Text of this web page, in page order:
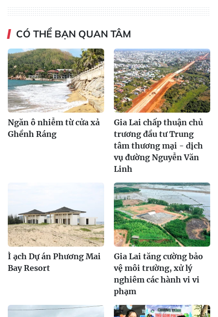
CÓ THỂ BẠN QUAN TÂM
Ngăn ô nhiễm từ cửa xả
Ghềnh Ráng
Gia Lai chấp thuận chủ
trương đầu tư Trung
tâm thương mại - dịch
vụ đường Nguyễn Văn
Linh
Ì ạch Dự án Phương Mai
Bay Resort
Gia Lai tăng cường bảo
vệ môi trường, xử lý
nghiêm các hành vi vi
phạm